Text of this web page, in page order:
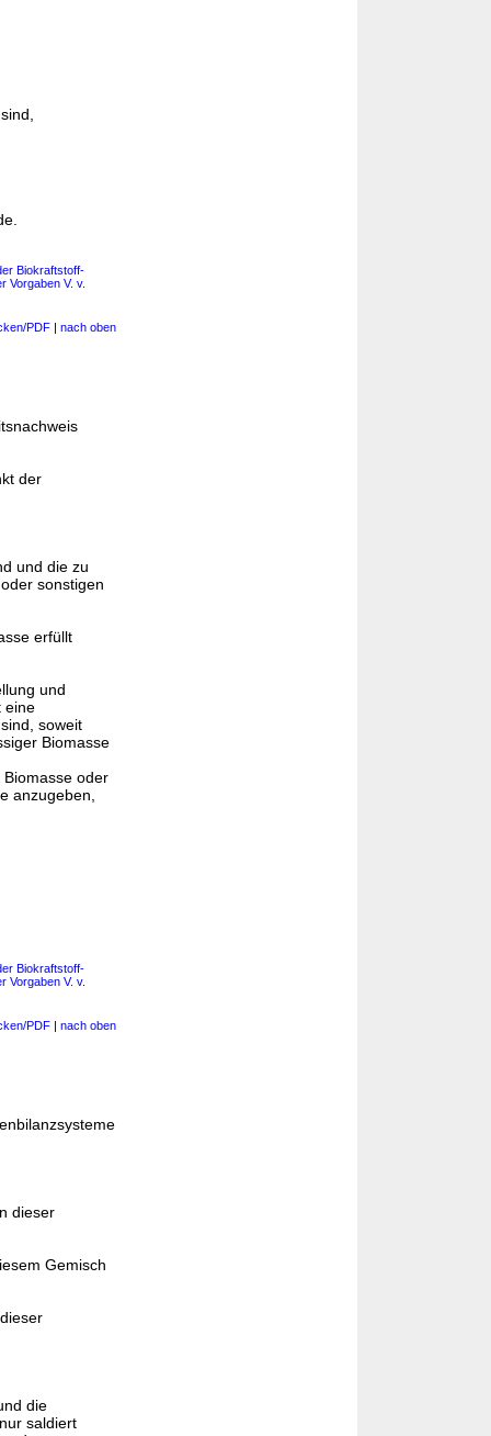
Biokraftstoff-
Vorgaben V. v.
PDF | nach oben
der
und die zu
sonstigen
erfüllt
und
eine
soweit
Biomasse
oder
anzugeben,
Biokraftstoff-
Vorgaben V. v.
PDF | nach oben
dieser
Gemisch
die
saldiert